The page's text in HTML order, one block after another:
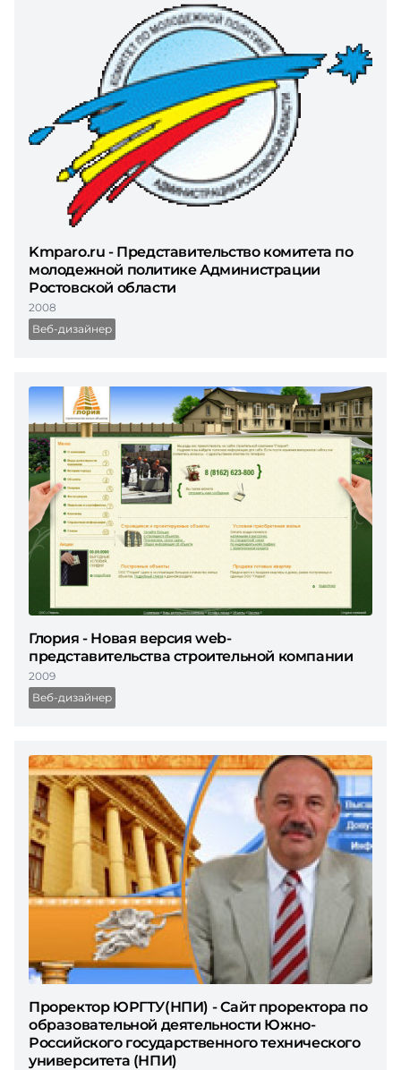
Kmparo.ru - Представительство комитета по
молодежной политике Администрации
Ростовской области
2008
Веб-дизайнер
Глория - Новая версия web-
представительства строительной компании
2009
Веб-дизайнер
Проректор ЮРГТУ(НПИ) - Сайт проректора по
образовательной деятельности Южно-
Российского государственного технического
университета (НПИ)